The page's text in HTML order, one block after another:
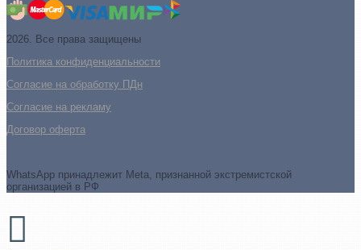
2026. Все права защищены
Политика конфиденциальности
Согласие на обработку ПДн
Cогласие на рекламу
Договор оферта
WhatsApp принадлежит Meta, признанной экстремистской
организацией в РФ